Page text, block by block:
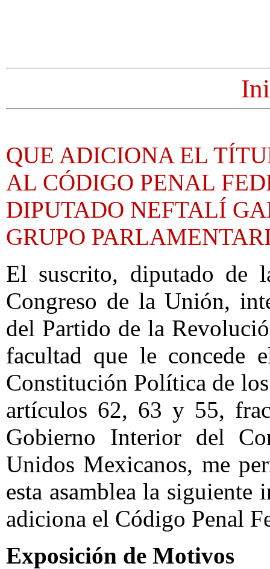
QUE ADICIONA EL
AL CÓDIGO PENAL
DIPUTADO NEFTALÍ
GRUPO
El suscrito, diputado de
Congreso de la Unión,
del Partido de la
facultad que le
Constitución Política de
artículos 62, 63 y 55,
Gobierno Interior del
Unidos Mexicanos, me
esta asamblea la
adiciona el Código Penal
Exposición de Motivos